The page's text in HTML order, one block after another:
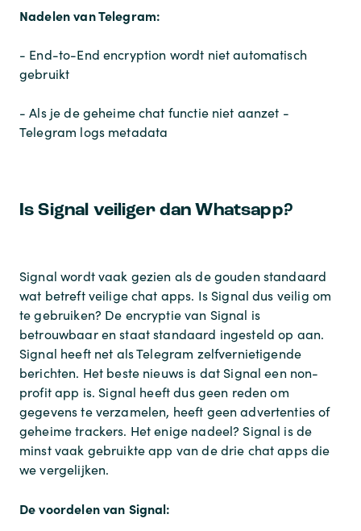
Nadelen van Telegram:
- End-to-End encryption wordt niet automatisch
gebruikt
- Als je de geheime chat functie niet aanzet -
Telegram logs metadata
Is Signal veiliger dan Whatsapp?
Signal wordt vaak gezien als de gouden standaard
wat betreft veilige chat apps. Is Signal dus veilig om
te gebruiken? De encryptie van Signal is
betrouwbaar en staat standaard ingesteld op aan.
Signal heeft net als Telegram zelfvernietigende
berichten. Het beste nieuws is dat Signal een non-
profit app is. Signal heeft dus geen reden om
gegevens te verzamelen, heeft geen advertenties of
geheime trackers. Het enige nadeel? Signal is de
minst vaak gebruikte app van de drie chat apps die
we vergelijken.
De voordelen van Signal: